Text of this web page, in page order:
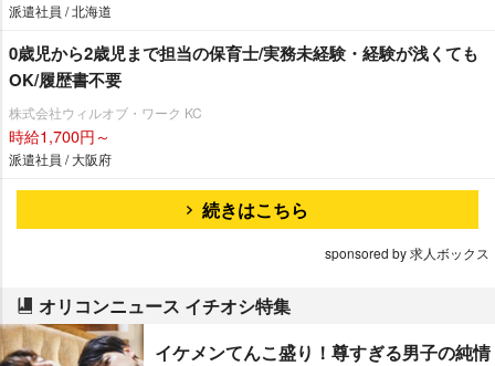
派遣社員 / 北海道
0歳児から2歳児まで担当の保育士/実務未経験・経験が浅くても
OK/履歴書不要
株式会社ウィルオブ・ワーク KC
時給1,700円～
派遣社員 / 大阪府
続きはこちら
sponsored by 求人ボックス
オリコンニュース イチオシ特集
イケメンてんこ盛り！尊すぎる男子の純情